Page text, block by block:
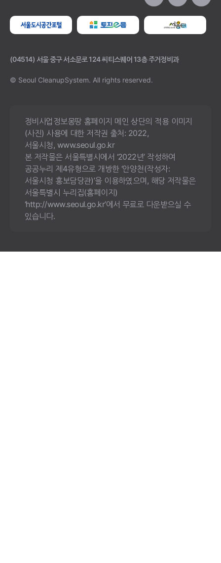
(04514) 서울 중구 서소문로 124 씨티스퀘어 13층 주거정비과
© Seoul CleanupSystem. All rights reserved.
정비사업정보몽땅 홈페이지 메인 상단의 적용 이미지
(사진) 사용에 대한 저작권 출처: 2022,
서울시청, www.seoul.go.kr
본 저작물은 서울특별시에서 ‘2022년’ 작성하여
공공누리 제4유형으로 개방한 ‘안양천(작성자:
서울시청 홍보담당관)’을 이용하였으며, 해당 저작물은
서울특별시 누리집(홈페이지)
‘http://www.seoul.go.kr’에서 무료로 다운받으실 수
있습니다.